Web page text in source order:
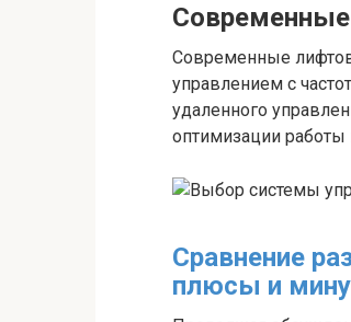
Современные
Современные
управлением с
удаленного
оптимизации работы
Сравнение
плюсы и